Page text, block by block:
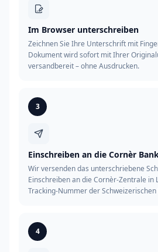
Im Browser unterschreiben
Zeichnen Sie Ihre Unterschrift mit
Dokument wird sofort mit Ihrer
versandbereit – ohne Ausdrucken.
3
Einschreiben an die Cornèr
Wir versenden das unterschriebene
Einschreiben an die Cornèr-Zentrale in
Tracking-Nummer der Schweizerischen
4